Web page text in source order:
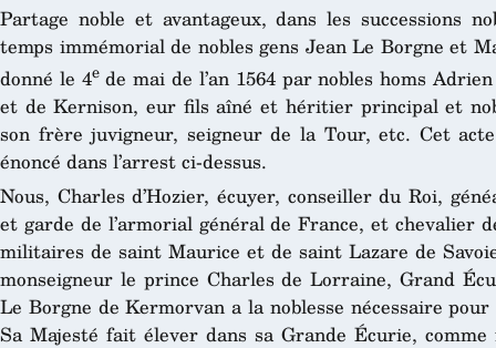
Partage noble et avantageux, dans les successions
temps immémorial de nobles gens Jean Le Borgne et
donné le 4ede mai de l’an 1564 par nobles homs
et de Kernison, eur fils aîné et héritier principal et
son frère juvigneur, seigneur de la Tour, etc. Cet
énoncé dans l’arrest ci-dessus.
Nous, Charles d’Hozier, écuyer, conseiller du Roi,
et garde de l’armorial général de France, et chevalier
militaires de saint Maurice et de saint Lazare de
monseigneur le prince Charles de Lorraine, Grand
Le Borgne de Kermorvan a la noblesse nécessaire
Sa Majesté fait élever dans sa Grande Écurie,